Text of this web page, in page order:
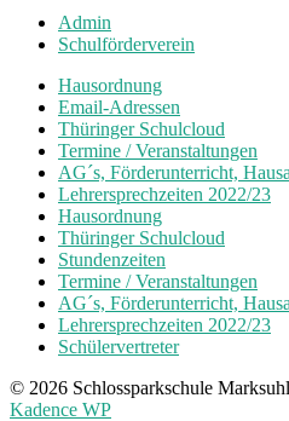
Admin
Schulförderverein
Hausordnung
Email-Adressen
Thüringer Schulcloud
Termine / Veranstaltungen
AG´s, Förderunterricht,
Lehrersprechzeiten 2022/23
Hausordnung
Thüringer Schulcloud
Stundenzeiten
Termine / Veranstaltungen
AG´s, Förderunterricht,
Lehrersprechzeiten 2022/23
Schülervertreter
© 2026 Schlossparkschule
Kadence WP